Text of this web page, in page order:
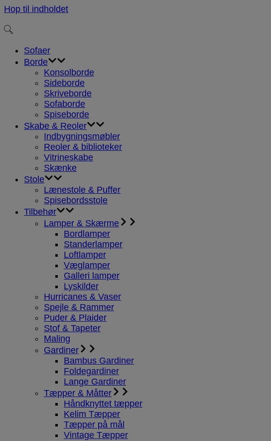
Hop til indholdet
Sofaer
Borde
Konsolborde
Sideborde
Skriveborde
Sofaborde
Spiseborde
Skabe & Reoler
Indbygningsmøbler
Reoler & biblioteker
Vitrineskabe
Skænke
Stole
Lænestole & Puffer
Spisebordsstole
Tilbehør
Lamper & Skærme
Bordlamper
Standerlamper
Loftlamper
Væglamper
Galleri lamper
Lyskilder
Hurricanes & Vaser
Spejle & Rammer
Puder & Plaider
Stof & Tapeter
Maling
Gardiner
Bambus Gardiner
Foldegardiner
Lange Gardiner
Tæpper & Måtter
Håndknyttet tæpper
Kelim Tæpper
Tæpper på mål
Vintage Tæpper